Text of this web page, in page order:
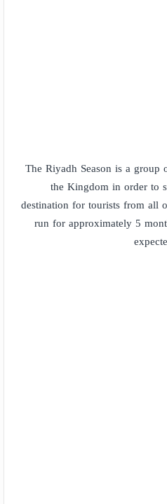
The Riyadh Season is a
the Kingdom in order to
destination for tourists from all
run for approximately 5